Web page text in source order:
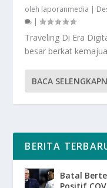
oleh laporanmedia |
|
Traveling Di Era
besar berkat
BACA
BERITA
Batal